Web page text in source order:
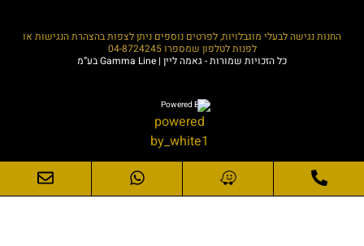
החנות נגישה לבעלי מוגבלויות, לפרטים נוספים ניתן לצפות בהצהרת הנגישות או
לפנות לטלפון שמספרו04-8724245
כל הזכויות שמורות - גאמה ליין | Gamma Line בע”מ
Powered By